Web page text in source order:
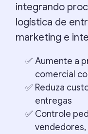
integrando
logística de
marketing e
Aumente a
comercial
Reduza
entregas
Controle